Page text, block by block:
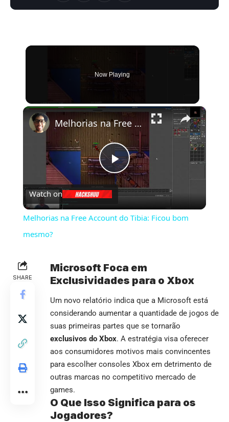
Now Playing
×
Play
Video
Melhorias na Free Account do Tibia: Ficou bom mesmo?
Watch on
Melhorias na Free Account do Tibia: Ficou bom
mesmo?
SHARE
Microsoft Foca em
Exclusividades para o Xbox
Um novo relatório indica que a Microsoft está
considerando aumentar a quantidade de jogos de
suas primeiras partes que se tornarão
exclusivos do Xbox. A estratégia visa oferecer
aos consumidores motivos mais convincentes
para escolher consoles Xbox em detrimento de
outras marcas no competitivo mercado de
games.
O Que Isso Significa para os
Jogadores?